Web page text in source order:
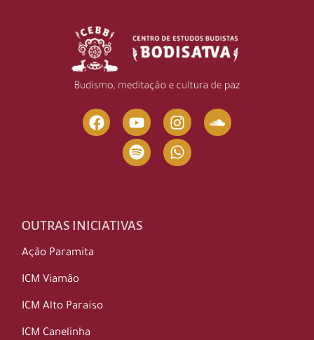
OUTRAS INICIATIVAS
Ação Paramita
ICM Viamão
ICM Alto Paraíso
ICM Canelinha